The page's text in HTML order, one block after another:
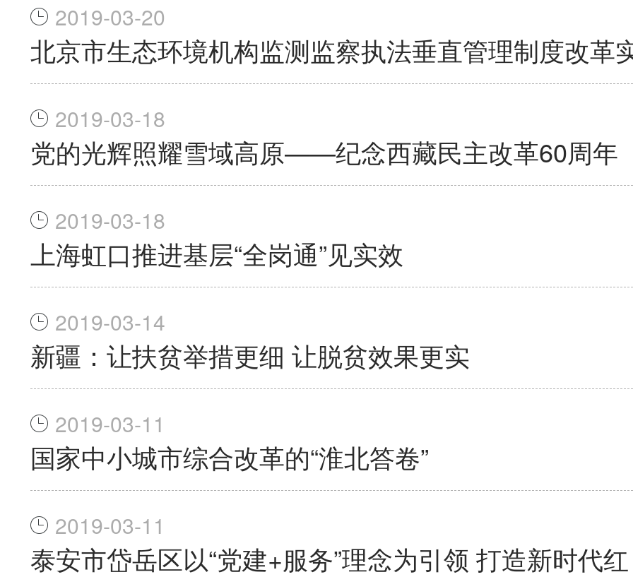
2019-03-20
北京市生态环境机构监测监察执法垂直管理制度改革
2019-03-18
党的光辉照耀雪域高原——纪念西藏民主改革60周年
2019-03-18
上海虹口推进基层“全岗通”见实效
2019-03-14
新疆：让扶贫举措更细 让脱贫效果更实
2019-03-11
国家中小城市综合改革的“淮北答卷”
2019-03-11
泰安市岱岳区以“党建+服务”理念为引领 打造新时代红